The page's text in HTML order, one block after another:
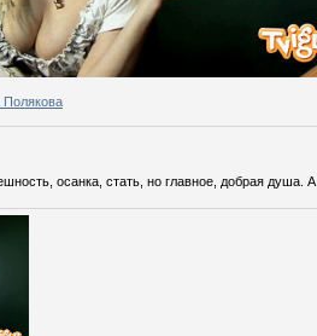
осанка, стать, но главное, добрая душа.